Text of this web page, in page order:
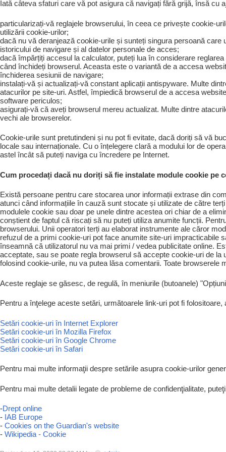
Iată câteva sfaturi care vă pot asigura că navigați fără grijă, însă cu
particularizați-vă reglajele browserului, în ceea ce privește cookie-
utilizării cookie-urilor;
dacă nu vă deranjează cookie-urile și sunteți singura persoană
istoricului de navigare și al datelor personale de acces;
dacă împărțiți accesul la calculator, puteți lua în considerare
când închideți browserul. Aceasta este o variantă de a accesa
închiderea sesiunii de navigare;
instalați-vă și actualizați-vă constant aplicații antispyware. Multe
atacurilor pe site-uri. Astfel, împiedică browserul de a accesa
software periculos;
asigurați-vă că aveți browserul mereu actualizat. Multe dintre
vechi ale browserelor.
Cookie-urile sunt pretutindeni și nu pot fi evitate, dacă doriți să vă
locale sau internaționale. Cu o înțelegere clară a modului lor de
astel încât să puteți naviga cu încredere pe Internet.
Cum procedați dacă nu doriți să fie instalate module cookie pe
Există persoane pentru care stocarea unor informații extrase din
atunci când informațiile în cauză sunt stocate și utilizate de către
modulele cookie sau doar pe unele dintre acestea ori chiar de a
conștient de faptul că riscați să nu puteți utiliza anumite funcții.
browserului. Unii operatori terți au elaborat instrumente ale căror
refuzul de a primi cookie-uri pot face anumite site-uri impracticabile
înseamnă că utilizatorul nu va mai primi / vedea publicitate online.
acceptate, sau se poate regla browserul să accepte cookie-uri de
folosind cookie-urile, nu va putea lăsa comentarii. Toate browserele
Aceste reglaje se găsesc, de regulă, în meniurile (butoanele)
Pentru a înţelege aceste setări, următoarele link-uri pot fi
Setări cookie-uri în Internet Explorer
Setări cookie-uri în Mozilla Firefox
Setări cookie-uri în Google Chrome
Setări cookie-uri în Safari
Pentru mai multe informaţii despre setările asupra cookie-urilor
Pentru mai multe detalii legate de probleme de confidenţialitate,
-Drept online
- IAB Europe
- Cookies on the Guardian's website
- Wikipedia - Cookie